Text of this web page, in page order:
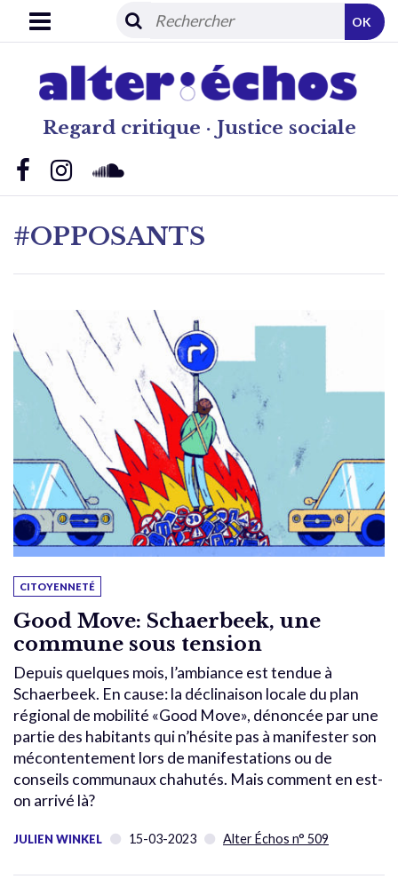
Regard critique · Justice sociale
OK
#OPPOSANTS
CITOYENNETÉ
Good Move: Schaerbeek, une
commune sous tension
Depuis quelques mois, l’ambiance est tendue à
Schaerbeek. En cause: la déclinaison locale du plan
régional de mobilité «Good Move», dénoncée par une
partie des habitants qui n’hésite pas à manifester son
mécontentement lors de manifestations ou de
conseils communaux chahutés. Mais comment en est-
on arrivé là?
JULIEN WINKEL 15-03-2023 Alter Échos n° 509